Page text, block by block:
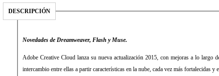
DESCRIPCIÓN
Novedades de Dreamweaver, Flash y Muse.
Adobe Creative Cloud lanza su nueva actualización 2015, con mejoras a lo largo
intercambio entre ellas a partir características en la nube, cada vez más fortalecidas y